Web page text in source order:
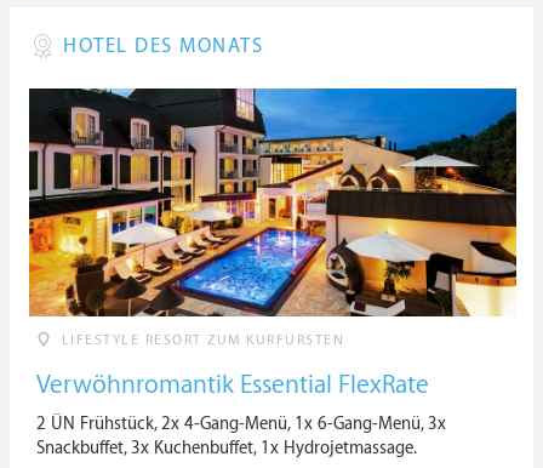
HOTEL DES MONATS
LIFESTYLE RESORT ZUM KURFÜRSTEN
Verwöhnromantik Essential FlexRate
2 ÜN Frühstück, 2x 4-Gang-Menü, 1x 6-Gang-Menü, 3x
Snackbuffet, 3x Kuchenbuffet, 1x Hydrojetmassage.